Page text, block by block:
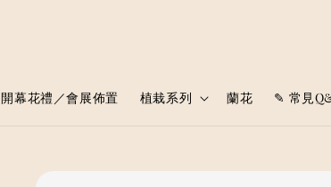
開幕花禮／會展佈置 植栽系列 蘭花 ✎ 常見